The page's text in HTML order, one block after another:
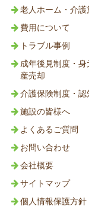
老人ホーム・介護
費用について
トラブル事例
成年後見制度・
産売却
介護保険制度・認
施設の皆様へ
よくあるご質問
お問い合わせ
会社概要
サイトマップ
個人情報保護方針